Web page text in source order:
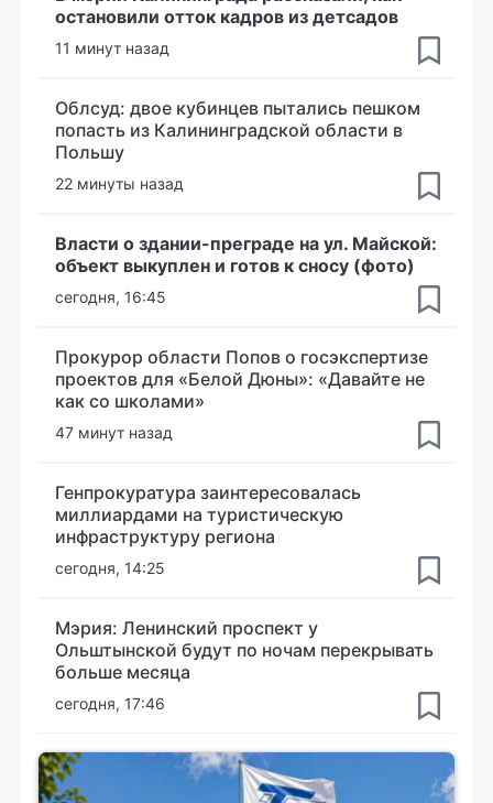
остановили отток кадров из детсадов
11 минут назад
Облсуд: двое кубинцев пытались пешком
попасть из Калининградской области в
Польшу
22 минуты назад
Власти о здании-преграде на ул. Майской:
объект выкуплен и готов к сносу (фото)
сегодня, 16:45
Прокурор области Попов о госэкспертизе
проектов для «Белой Дюны»: «Давайте не
как со школами»
47 минут назад
Генпрокуратура заинтересовалась
миллиардами на туристическую
инфраструктуру региона
сегодня, 14:25
Мэрия: Ленинский проспект у
Ольштынской будут по ночам перекрывать
больше месяца
сегодня, 17:46